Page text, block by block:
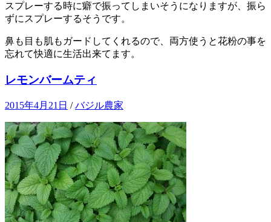
スプレーする時に癖で振ってしまいそうになりますが、振ら
ずにスプレーするそうです。
鼻も目も肌もガードしてくれるので、両方使うと花粉の事を
忘れて快適に生活出来てます。
レモンバームティ
2015年4月21日 /バジル農家